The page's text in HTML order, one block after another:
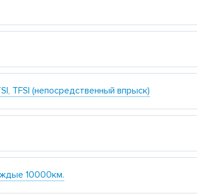
TFSI (непосредственный впрыск)
10000км.